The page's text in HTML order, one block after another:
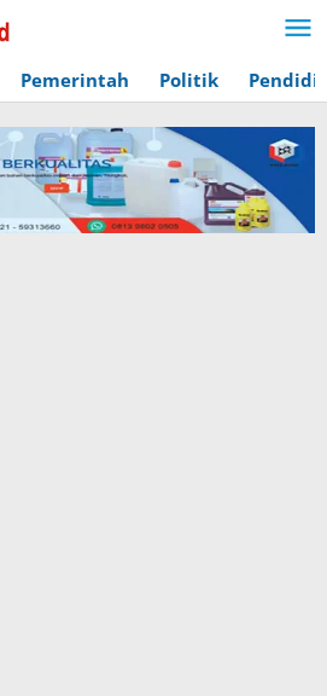
Pemerintah Politik